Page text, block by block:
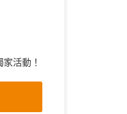
活動！